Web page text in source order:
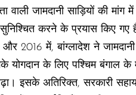
वाली जामदानी साड़ियों की
करने के प्रयास किए गए
और 2016 में, बांग्लादेश ने
योगदान के लिए पश्चिम बंगाल के
इसके अतिरिक्त, सरकारी